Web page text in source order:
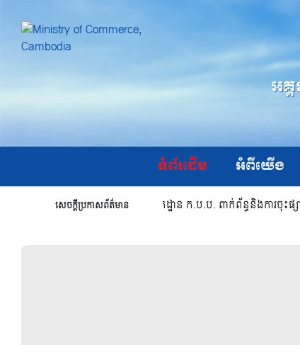
អគ្
ទំព័រដើម អំពីយើង
សេចក្តីប្រកាសព័ត៌មាន
សេចក្ដីជូនដំណឹងរបស់អគ្គនាយកដ្ឋាន ក.ប.ប. ពាក់ព័ន្ធនិងការចុះ